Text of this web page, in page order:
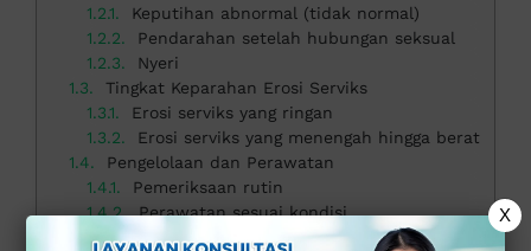
Keputihan abnormal (tidak normal)
Pendarahan setelah hubungan seksual
Nyeri
Tingkat Keparahan Erosi Serviks
Erosi serviks yang ringan
Erosi serviks yang menengah hingga berat
Pengelolaan dan Perawatan
Pemeriksaan rutin
Perawatan sesuai kondisi
Vaksin human papilloma virus (HPV)
X